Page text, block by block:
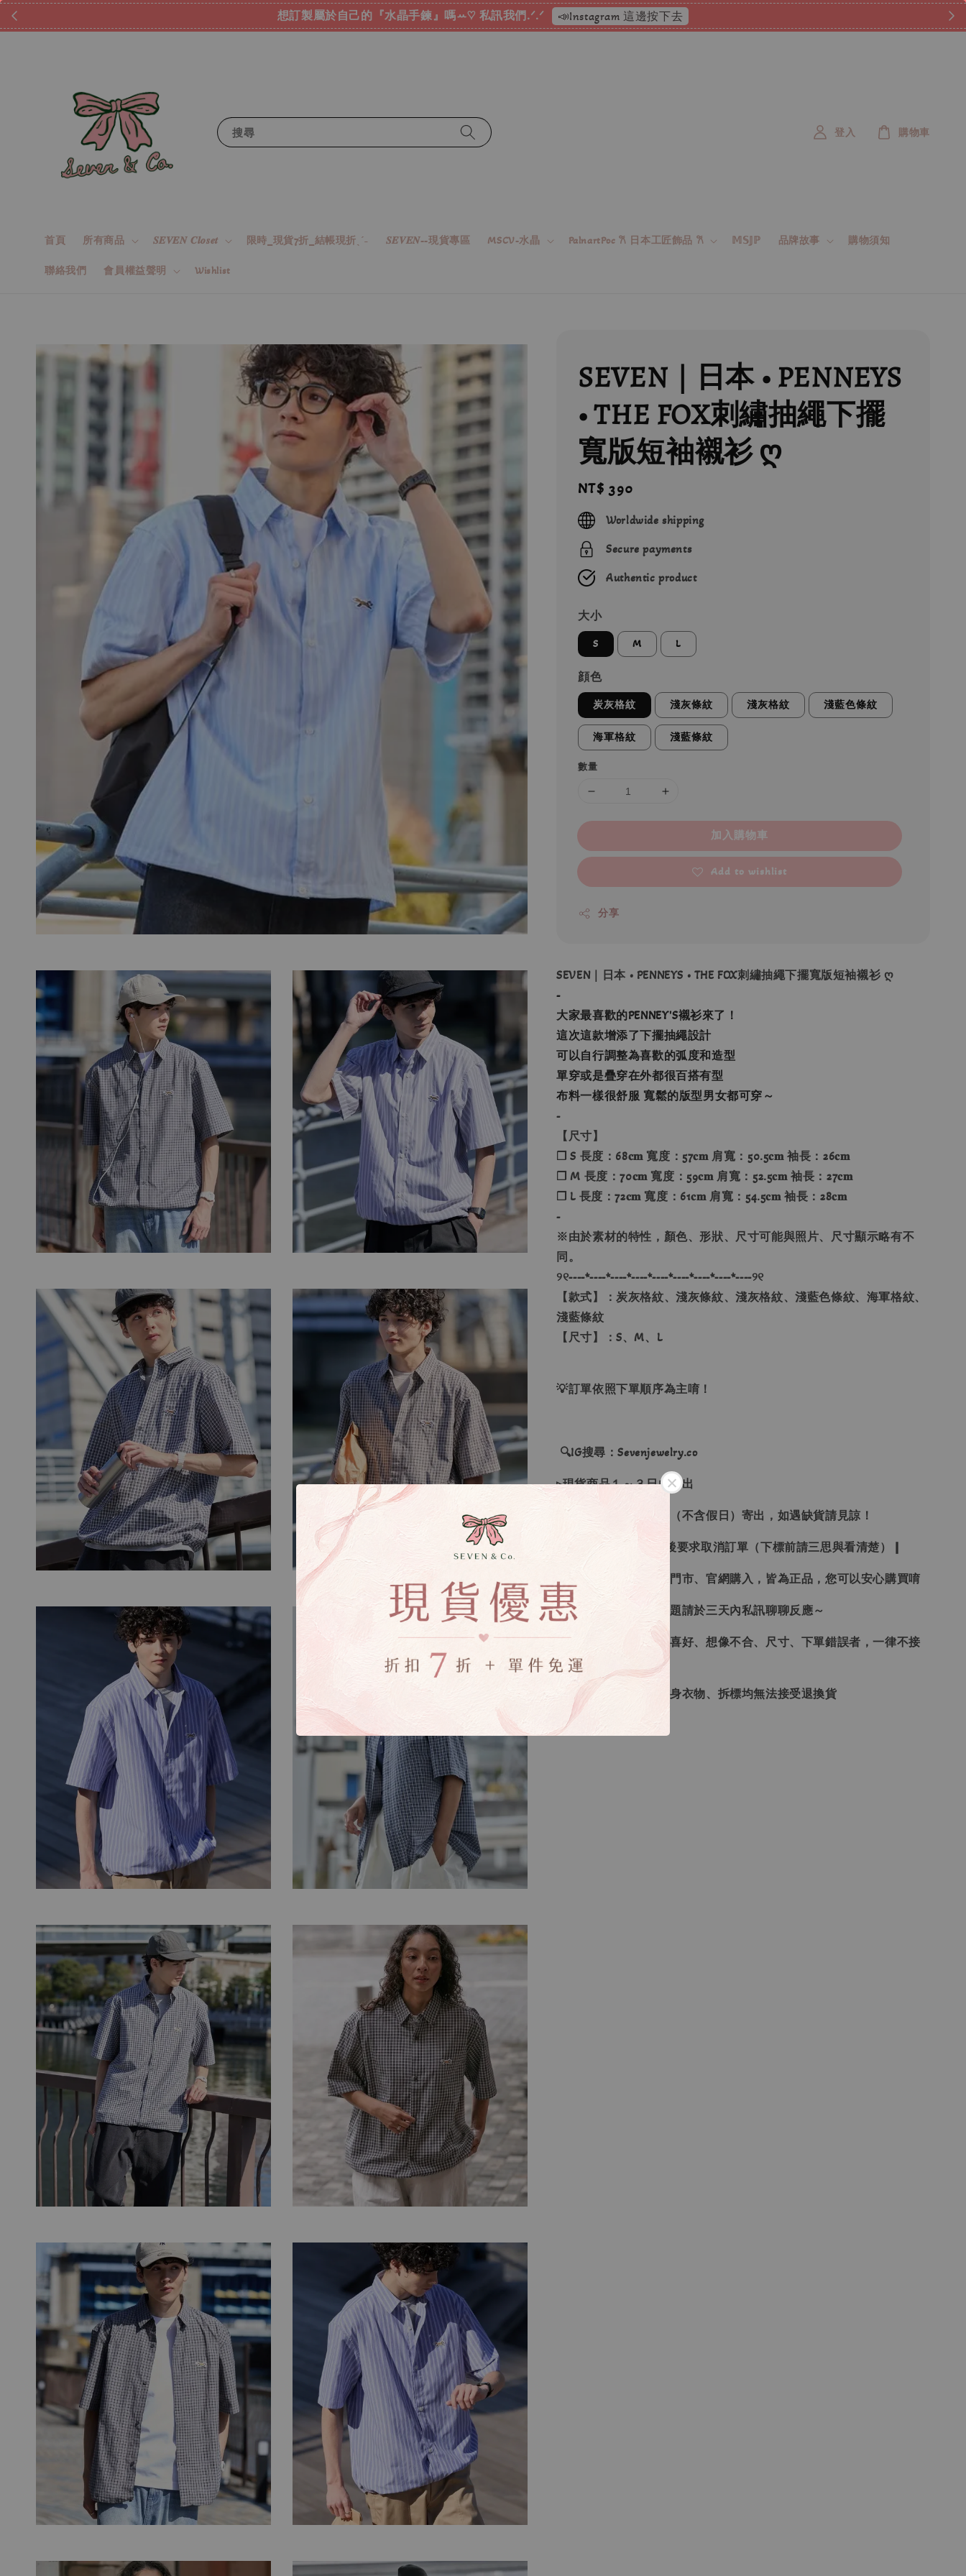
想訂製屬於自己的『水晶手鍊』嗎ꕀ♡ 私訊我們.ᐟ.ᐟ 📣Instagram 這邊按下去
搜尋
首頁 所有商品 𝑺𝑬𝑽𝑬𝑵 𝑪𝒍𝒐𝒔𝒆𝒕 限時_現貨7折_結帳現折ˎˊ˗ 𝑺𝑬𝑽𝑬𝑵--現貨專區 MSCV-水晶 PalnartPoc 𐙚 日本工匠飾品 𐙚 𝕄𝕊𝕁ℙ 品牌故事 購物須知
聯絡我們 會員權益聲明 Wishlist
登入 購物車
SEVEN｜日本 • PENNEYS
• THE FOX刺繡抽繩下擺
寬版短袖襯衫 ღ
Regular
price
NT$ 390
Worldwide shipping
Secure payments
Authentic product
大小
S M L
顔色
炭灰格紋 淺灰條紋 淺灰格紋 淺藍色條紋
海軍格紋 淺藍條紋
數量
加入購物車
Add to wishlist
分享
SEVEN｜日本 • PENNEYS • THE FOX刺繡抽繩下擺寬版短袖襯衫 ღ
-
大家最喜歡的PENNEY'S襯衫來了！
這次這款增添了下擺抽繩設計
可以自行調整為喜歡的弧度和造型
單穿或是疊穿在外都很百搭有型
布料一樣很舒服 寬鬆的版型男女都可穿～
-
【尺寸】
❐ S 長度：68𝐜𝐦 寬度：57𝐜𝐦 肩寬：50.5𝐜𝐦 袖長：26𝐜𝐦
❐ M 長度：70𝐜𝐦 寬度：59𝐜𝐦 肩寬：52.5𝐜𝐦 袖長：27𝐜𝐦
❐ L 長度：72𝐜𝐦 寬度：61𝐜𝐦 肩寬：54.5𝐜𝐦 袖長：28𝐜𝐦
-
※由於素材的特性，顏色、形狀、尺寸可能與照片、尺寸顯示略有不
同。
୨୧----*----*----*----*----*----*----*----*----୨୧
【款式】：炭灰格紋、淺灰條紋、淺灰格紋、淺藍色條紋、海軍格紋、
淺藍條紋
【尺寸】：S、M、L
💡訂單依照下單順序為主唷！
🔍IG搜尋：Sevenjewelry.co
▹現貨商品１～３日內寄出
▹預購商品７～２１日（不含假日）寄出，如遇缺貨請見諒！
❙ 本賣場不接受下標後要求取消訂單（下標前請三思與看清楚）❙
▸商品皆由日本、韓國門市、官網購入，皆為正品，您可以安心購買唷
▸商品收到後有任何問題請於三天內私訊聊聊反應～
▸若因商品色差、個人喜好、想像不合、尺寸、下單錯誤者，一律不接
受退換貨
▸下水過後的商品、貼身衣物、拆標均無法接受退換貨